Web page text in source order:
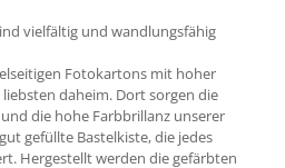
vielfältig und wandlungsfähig
Fotokartons mit hoher
daheim. Dort sorgen die
die hohe Farbbrillanz unserer
gefüllte Bastelkiste, die jedes
Hergestellt werden die gefärbten